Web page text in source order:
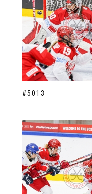
#5013